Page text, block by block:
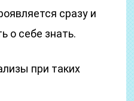
сразу и
о себе знать.
при таких